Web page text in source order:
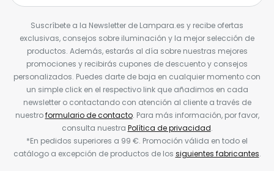
Suscríbete a la Newsletter de Lampara.es y recibe ofertas
exclusivas, consejos sobre iluminación y la mejor selección de
productos. Además, estarás al día sobre nuestras mejores
promociones y recibirás cupones de descuento y consejos
personalizados. Puedes darte de baja en cualquier momento con
un simple click en el respectivo link que añadimos en cada
newsletter o contactando con atención al cliente a través de
nuestroformulario de contacto. Para más información, por favor,
consulta nuestra Política de privacidad.
*En pedidos superiores a 99 €. Promoción válida en todo el
catálogo a excepción de productos de los siguientes fabricantes.